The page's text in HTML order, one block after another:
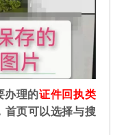
办理的证件回执类
首页可以选择与搜